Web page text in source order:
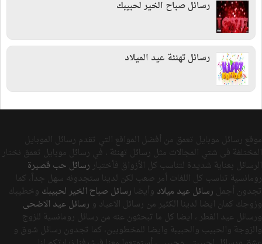
رسائل صباح الخير لحبيبك
رسائل تهنئة عيد الميلاد
موقع رسائل موبايل تعمق من أفضل المواقع التي تقدم رسائل الموبايل
المختلفة فى شتي المجالات مثل رسائل تهنئة ، في رسائل موبايل تعمق نختار
الرسائل بعناية شديدة لتناسب كل الأزواق فأختياررسائل حب قصيرة
رومانسية تناسب كل اللغات أمر صعب لكن لدينا ستجدونه سهل جداً، كما
تجدون أجمل رسائل عيد ميلاد وأيضا رسائل صباح الخير لحبيبك وخطيبك
وزوجك كمان ايضا لدينا الكثير من رسائل الاعياد و رسائل عيد الاضحى
ورسائل عيد الفطر ، ايضا كل ما تبحثون عنه من رسائل رومانسية للزوج
والزوجة والحبيب والحبيبة وايضا للمخطوبين، كما تجدون رسائل شوق و